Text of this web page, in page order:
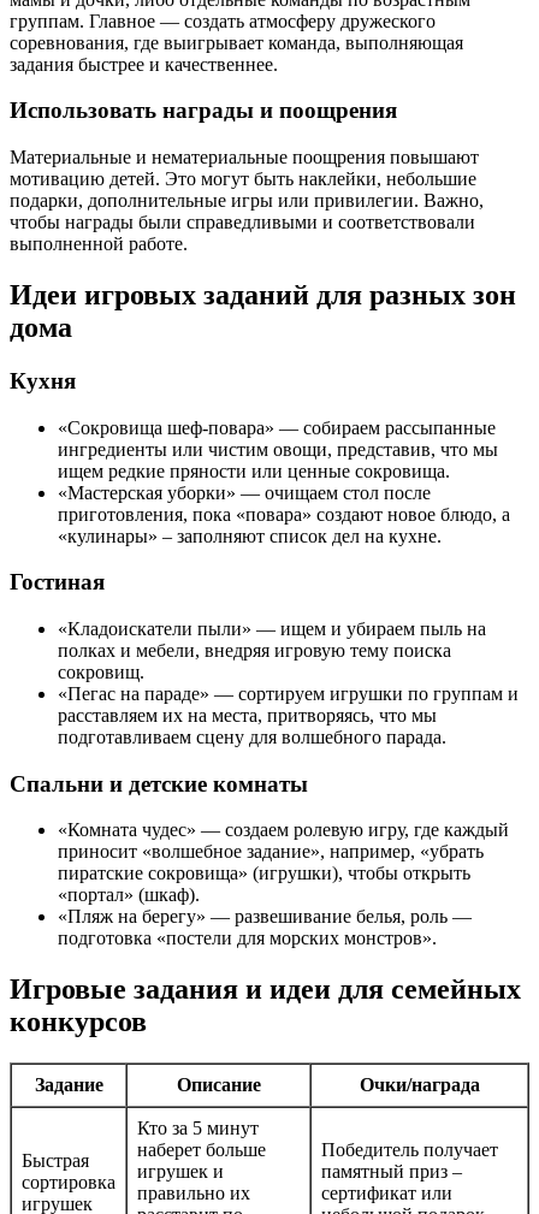
группам. Главное — создать атмосферу дружеского
соревнования, где выигрывает команда, выполняющая
задания быстрее и качественнее.
Использовать награды и поощрения
Материальные и нематериальные поощрения повышают
мотивацию детей. Это могут быть наклейки, небольшие
подарки, дополнительные игры или привилегии. Важно,
чтобы награды были справедливыми и соответствовали
выполненной работе.
Идеи игровых заданий для разных зон
дома
Кухня
«Сокровища шеф-повара» — собираем рассыпанные
ингредиенты или чистим овощи, представив, что мы
ищем редкие пряности или ценные сокровища.
«Мастерская уборки» — очищаем стол после
приготовления, пока «повара» создают новое блюдо, а
«кулинары» – заполняют список дел на кухне.
Гостиная
«Кладоискатели пыли» — ищем и убираем пыль на
полках и мебели, внедряя игровую тему поиска
сокровищ.
«Пегас на параде» — сортируем игрушки по группам и
расставляем их на места, притворяясь, что мы
подготавливаем сцену для волшебного парада.
Спальни и детские комнаты
«Комната чудес» — создаем ролевую игру, где каждый
приносит «волшебное задание», например, «убрать
пиратские сокровища» (игрушки), чтобы открыть
«портал» (шкаф).
«Пляж на берегу» — развешивание белья, роль —
подготовка «постели для морских монстров».
Игровые задания и идеи для семейных
конкурсов
Задание Описание Очки/награда
Быстрая
сортировка
игрушек
Кто за 5 минут
наберет больше
игрушек и
правильно их
Победитель получает
памятный приз –
сертификат или